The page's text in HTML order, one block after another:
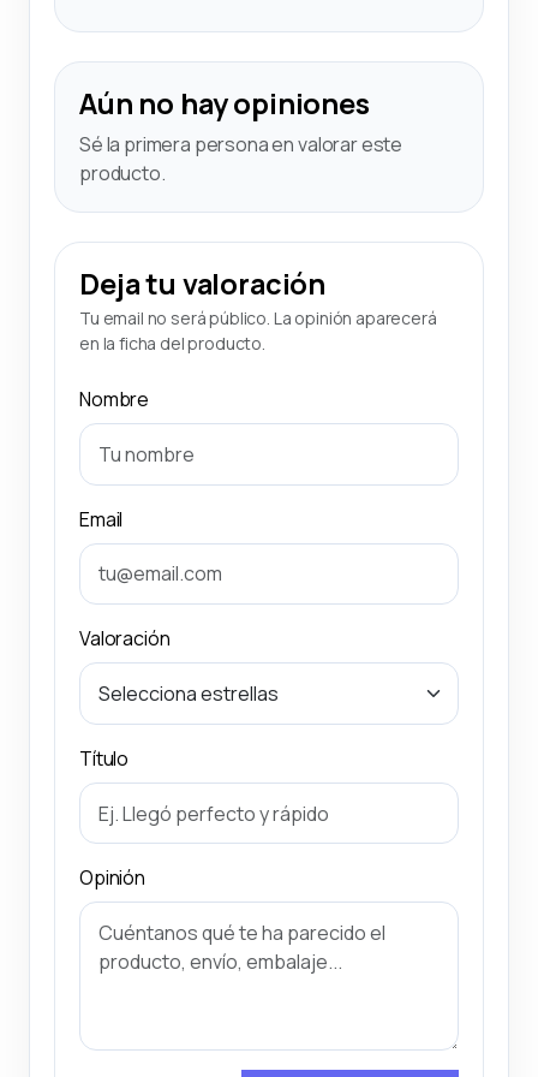
Aún no hay opiniones
Sé la primera persona en valorar este
producto.
Deja tu valoración
Tu email no será público. La opinión aparecerá
en la ficha del producto.
Nombre
Email
Valoración
Título
Opinión